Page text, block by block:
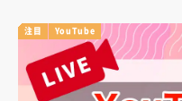
注目 YouTube